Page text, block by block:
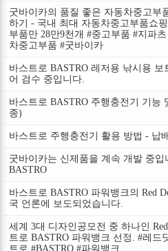
굿바이카의 품질 좋은 자동차중고부
하기 - 국내 최대 자동차중고부품쇼
부품만 28만9천개 #중고부품​ #지파츠​
차중고부품​ #굿바이카
바스트로 BASTRO 레저용 낚시용 보
어 검수 중입니다.
바스트로 BASTRO 주행충전기 기능
종)
바스트로 주행충전기 활용 방법 - 납
굿바이카는 신제품을 계속 개발 중입
BASTRO
바스트로 BASTRO 파워뱅크의 Red
국 언론에 보도되었습니다.
세계 3대 디자인공모전 중 하나인
트로 BASTRO 파워뱅크 선정. #레드
트로 #BASTRO #파워뱅크